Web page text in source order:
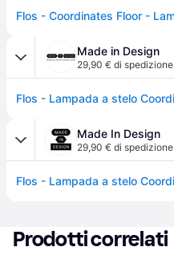
Made in Design
29,90 € di spedizione
Made In Design
29,90 € di spedizione
Prodotti correlati